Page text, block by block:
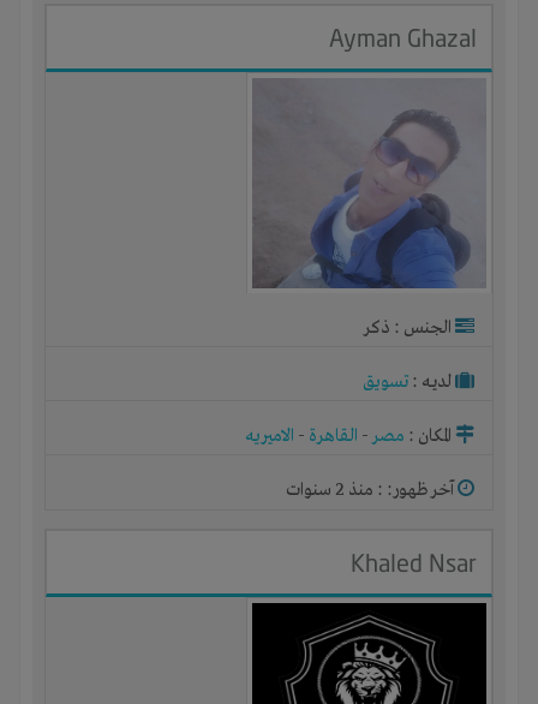
Ayman Ghazal
الجنس : ذكر
لديـه : تسويق
المكان : مصر- القاهرة - الاميريه
آخر ظهور: : منذ 2 سنوات
Khaled Nsar